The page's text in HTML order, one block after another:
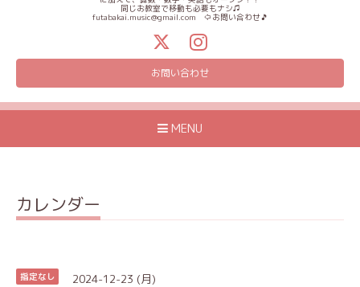
同じお教室で移動も必要もナシ♫
futabakai.music@gmail.com ⇦お問い合わせ🎵
お問い合わせ
MENU
カレンダー
指定なし 2024-12-23 (月)